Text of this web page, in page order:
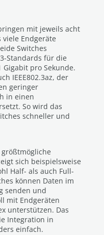
mit jeweils acht
viele Endgeräte
Switches
Standards für die
pro Sekunde.
IEEE802.3az, der
geringer
in einen
So wird das
schneller und
sich beispielsweise
Half- als auch Full-
können Daten im
senden und
mit Endgeräten
unterstützen. Das
Integration in
einfach.